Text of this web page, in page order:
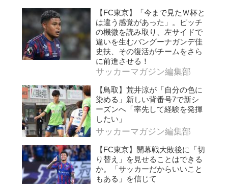
【FC東京】「今まで見たＷ杯と
は違う感覚があった」。ピッチ
の機微を読み取り、左サイドで
違いを生むバングーナガンデ佳
史扶、その復活がチームをさら
に前進させる！
サッカーマガジン編集部
【鳥取】荒井涼が「自分の色に
染める」新しい背番号7で新シ
ーズンへ「率先して経験を発揮
したい」
サッカーマガジン編集部
【FC東京】開幕戦大敗後に「切
り替え」を見せることはできる
か。「サッカーだからいいこと
もある」を信じて